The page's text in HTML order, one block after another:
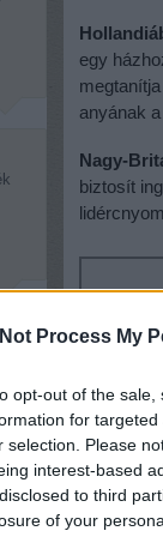
Process My
opt-out of the
for
selection. Please
interest-based
to third
of your
egy
anyának
Nagy-
biztosít
Ezek